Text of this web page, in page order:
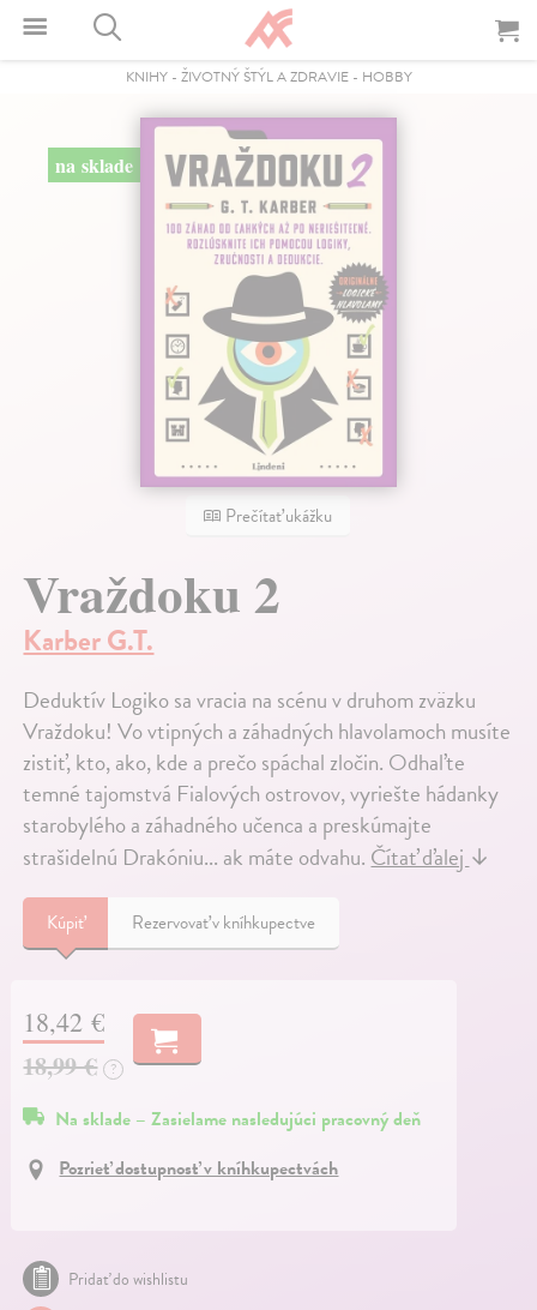
KNIHY- ŽIVOTNÝ ŠTÝL A ZDRAVIE- HOBBY
na sklade
Prečítať ukážku
Vraždoku 2
Karber G.T.
Deduktív Logiko sa vracia na scénu v druhom zväzku
Vraždoku! Vo vtipných a záhadných hlavolamoch musíte
zistiť, kto, ako, kde a prečo spáchal zločin. Odhaľte
temné tajomstvá Fialových ostrovov, vyriešte hádanky
starobylého a záhadného učenca a preskúmajte
strašidelnú Drakóniu... ak máte odvahu. Čítať ďalej ↓
Kúpiť Rezervovať v kníhkupectve
18,42 €
18,99 € ?
Na sklade – Zasielame nasledujúci pracovný deň
Pozrieť dostupnosť v kníhkupectvách
Pridať do wishlistu